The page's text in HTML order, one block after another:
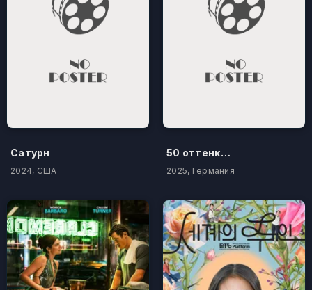
Сатурн
2024, США
50 оттенков бестселлера
2025, Германия